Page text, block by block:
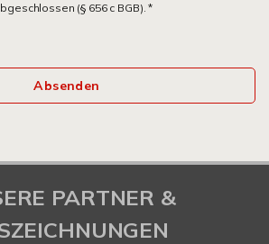
(§ 656 c BGB). *
Absenden
PARTNER &